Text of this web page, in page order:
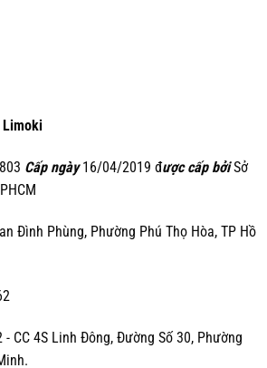
Limoki
Cấp ngày16/04/2019 được cấp bởiSở
Đình Phùng, Phường Phú Thọ Hòa, TP Hồ
CC 4S Linh Đông, Đường Số 30, Phường